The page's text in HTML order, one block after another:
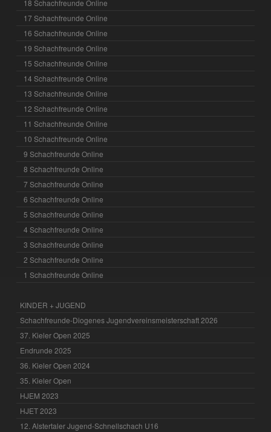
18 Schachfreunde Online
17 Schachfreunde Online
16 Schachfreunde Online
19 Schachfreunde Online
15 Schachfreunde Online
14 Schachfreunde Online
13 Schachfreunde Online
12 Schachfreunde Online
11 Schachfreunde Online
10 Schachfreunde Online
9 Schachfreunde Online
8 Schachfreunde Online
7 Schachfreunde Online
6 Schachfreunde Online
5 Schachfreunde Online
4 Schachfreunde Online
3 Schachfreunde Online
2 Schachfreunde Online
1 Schachfreunde Online
KINDER + JUGEND
Schachfreunde-Diogenes Jugendvereinsmeisterschaft 2026
37. Kieler Open 2025
Endrunde 2025
36. Kieler Open 2024
35. Kieler Open
HJEM 2023
HJET 2023
12. Alstertaler Jugend-Schnellschach U16